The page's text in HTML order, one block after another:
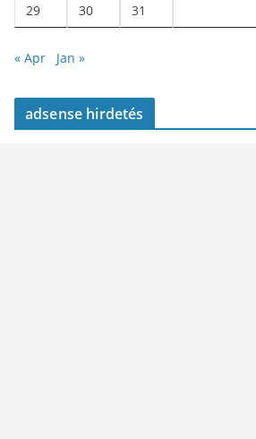
29 30 31
« Apr Jan »
adsense hirdetés